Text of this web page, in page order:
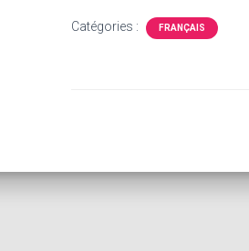
Catégories : FRANÇAIS